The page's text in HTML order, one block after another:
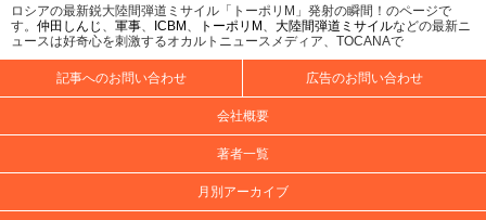
ロシアの最新鋭大陸間弾道ミサイル「トーポリM」発射の瞬間！のページで
す。 仲田しんじ 軍事 ICBM トーポリM 大陸間弾道ミサイルなどの最新ニ
ュースは好奇心を刺激するオカルトニュースメディア、TOCANAで
記事へのお問い合わせ 広告のお問い合わせ
会社概要
著者一覧
月別アーカイブ